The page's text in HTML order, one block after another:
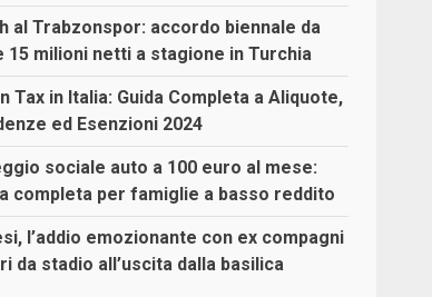
al Trabzonspor: accordo biennale da
15 milioni netti a stagione in Turchia
Tax in Italia: Guida Completa a Aliquote,
ed Esenzioni 2024
sociale auto a 100 euro al mese:
completa per famiglie a basso reddito
l’addio emozionante con ex compagni
da stadio all’uscita dalla basilica